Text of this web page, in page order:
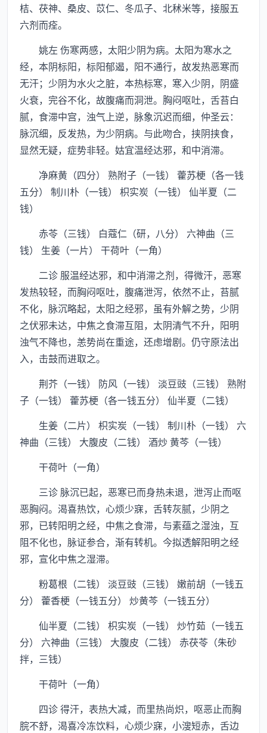
桔、茯神、桑皮、苡仁、冬瓜子、北秫米等，接服五
六剂而痊。
姚左 伤寒两感，太阳少阴为病。太阳为寒水之
经，本阴标阳，标阳郁遏，阳不通行，故发热恶寒而
无汗；少阴为水火之脏，本热标寒，寒入少阴，阴盛
火衰，完谷不化，故腹痛而洞泄。胸闷呕吐，舌苔白
腻，食滞中宫，浊气上逆，脉象沉迟而细，仲圣云：
脉沉细，反发热，为少阴病。与此吻合，挟阴挟食，
显然无疑，症势非轻。姑宜温经达邪，和中消滞。
净麻黄（四分） 熟附子（一钱） 藿苏梗（各一钱
五分） 制川朴（一钱） 枳实炭（一钱） 仙半夏（二
钱）
赤苓（三钱） 白蔻仁（研，八分） 六神曲（三
钱） 生姜（一片） 干荷叶（一角）
二诊 服温经达邪，和中消滞之剂，得微汗，恶寒
发热较轻，而胸闷呕吐，腹痛泄泻，依然不止，苔腻
不化，脉沉略起，太阳之经邪，虽有外解之势，少阴
之伏邪未达，中焦之食滞互阻，太阴清气不升，阳明
浊气不降也，恙势尚在重途，还虑增剧。仍守原法出
入，击鼓而进取之。
荆芥（一钱） 防风（一钱） 淡豆豉（三钱） 熟附
子（一钱） 藿苏梗（各一钱五分） 仙半夏（二钱）
生姜（二片） 枳实炭（一钱） 制川朴（一钱） 六
神曲（三钱） 大腹皮（二钱） 酒炒 黄芩（一钱）
干荷叶（一角）
三诊 脉沉已起，恶寒已而身热未退，泄泻止而呕
恶胸闷。渴喜热饮，心烦少寐，舌转灰腻，少阴之
邪，已转阳明之经，中焦之食滞，与素蕴之湿浊，互
阻不化也，脉证参合，渐有转机。今拟透解阳明之经
邪，宣化中焦之湿滞。
粉葛根（二钱） 淡豆豉（三钱） 嫩前胡（一钱五
分） 藿香梗（一钱五分） 炒黄芩（一钱五分）
仙半夏（二钱） 枳实炭（一钱） 炒竹茹（一钱五
分） 六神曲（三钱） 大腹皮（二钱） 赤茯苓（朱砂
拌，三钱）
干荷叶（一角）
四诊 得汗，表热大减，而里热尚炽，呕恶止而胸
脘不舒，渴喜冷冻饮料，心烦少寐，小溲短赤，舌边